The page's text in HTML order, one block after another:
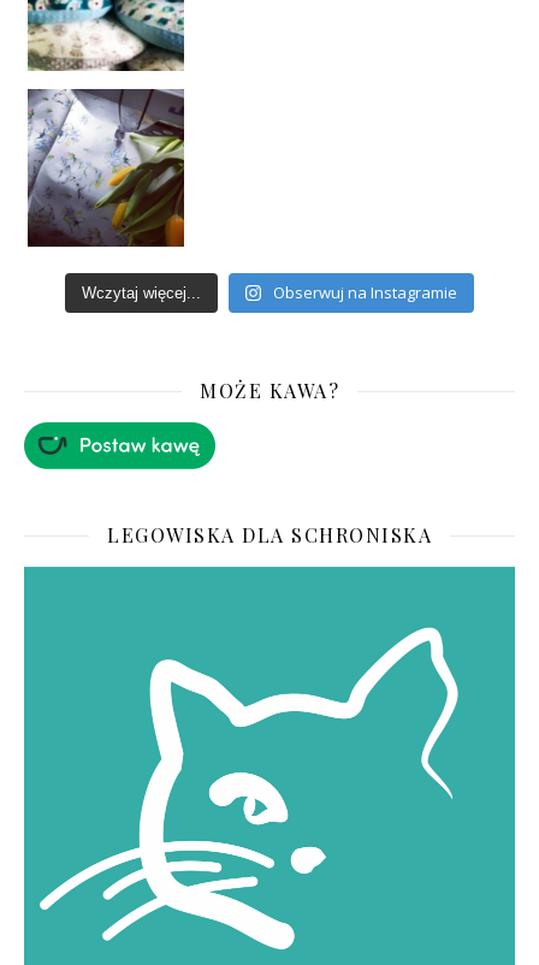
Wczytaj więcej... Obserwuj na Instagramie
MOŻE KAWA?
LEGOWISKA DLA SCHRONISKA